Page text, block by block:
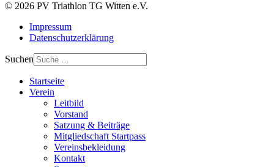
© 2026 PV Triathlon TG Witten e.V.
Impressum
Datenschutzerklärung
Suchen
Startseite
Verein
Leitbild
Vorstand
Satzung & Beiträge
Mitgliedschaft Startpass
Vereinsbekleidung
Kontakt